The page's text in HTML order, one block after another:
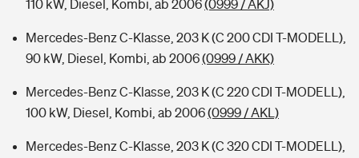
110 kW, Diesel, Kombi, ab 2006(0999 / AKJ)
Mercedes-Benz C-Klasse, 203 K (C 200 CDI T-MODELL),
90 kW, Diesel, Kombi, ab 2006(0999 / AKK)
Mercedes-Benz C-Klasse, 203 K (C 220 CDI T-MODELL),
100 kW, Diesel, Kombi, ab 2006(0999 / AKL)
Mercedes-Benz C-Klasse, 203 K (C 320 CDI T-MODELL),